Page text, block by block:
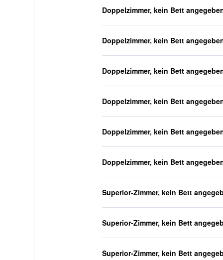
Doppelzimmer, kein Bett
Doppelzimmer, kein Bett
Doppelzimmer, kein Bett
Doppelzimmer, kein Bett
Doppelzimmer, kein Bett
Doppelzimmer, kein Bett
Superior-Zimmer, kein Bett
Superior-Zimmer, kein Bett
Superior-Zimmer, kein Bett